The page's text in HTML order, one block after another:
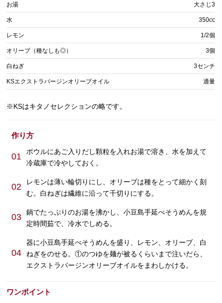
お湯 大さじ3
水 350cc
レモン 1/2個
オリーブ（種なしも◎） 3個
白ねぎ 3センチ
KSエクストラバージンオリーブオイル 適量
※KSはキタノセレクションの略です。
作り方
01
ボウルにあご入りだし顆粒を入れお湯で溶き、水を加えて
冷蔵庫で冷やしておく。
02
レモンは薄い輪切りにし、オリーブは種をとって細かく刻
む。白ねぎは繊維に沿って千切りにする。
03
鍋でたっぷりのお湯を沸かし、小豆島手延べそうめんを規
定時間茹で、冷水でしめる。
04
器に小豆島手延べそうめんを盛り、レモン、オリーブ、白
ねぎをのせる。①のつゆを麺が被るくらいまで注いだら、
エクストラバージンオリーブオイルをまわしかける。
ワンポイント